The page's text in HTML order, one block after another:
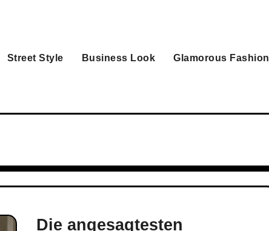
Street Style Business Look Glamorous Fashion
Die angesagtesten